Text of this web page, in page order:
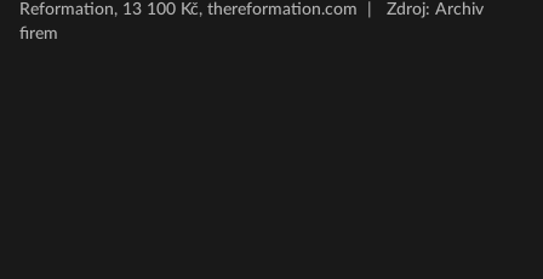
Reformation, 13 100 Kč, thereformation.com
Zdroj: Archiv
firem